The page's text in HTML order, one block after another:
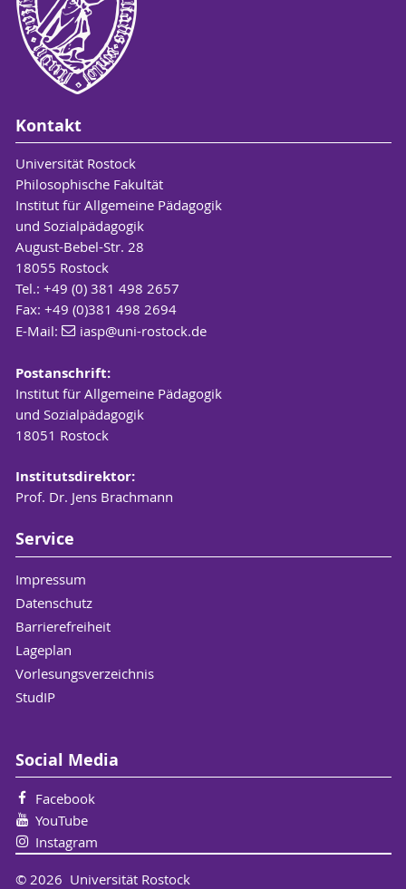
Kontakt
Universität Rostock
Philosophische Fakultät
Institut für Allgemeine Pädagogik
und Sozialpädagogik
August-Bebel-Str. 28
18055 Rostock
Tel.: +49 (0) 381 498 2657
Fax: +49 (0)381 498 2694
E-Mail:
iasp@uni-rostock.de
Postanschrift:
Institut für Allgemeine Pädagogik
und Sozialpädagogik
18051 Rostock
Institutsdirektor:
Prof. Dr. Jens Brachmann
Service
Impressum
Datenschutz
Barrierefreiheit
Lageplan
Vorlesungsverzeichnis
StudIP
Social Media
Facebook
YouTube
Instagram
© 2026 Universität Rostock